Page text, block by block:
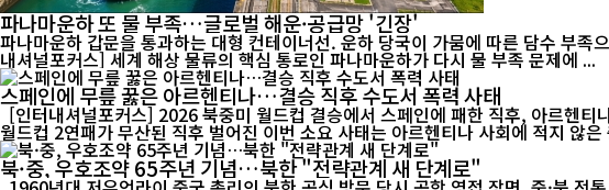
파나마운하 또 물 부족…글로벌 해운·공급망 '긴장'
파나마운하 갑문을 통과하는 대형 컨테이너선. 운하 당국이 가뭄에 따른 담수 부족
내셔널포커스] 세계 해상 물류의 핵심 통로인 파나마운하가 다시 물 부족 문제에 ...
스페인에 무릎 꿇은 아르헨티나…결승 직후 수도서 폭력 사태
[인터내셔널포커스] 2026 북중미 월드컵 결승에서 스페인에 패한 직후, 아르헨
북·중, 우호조약 65주년 기념…북한 "전략관계 새 단계로"